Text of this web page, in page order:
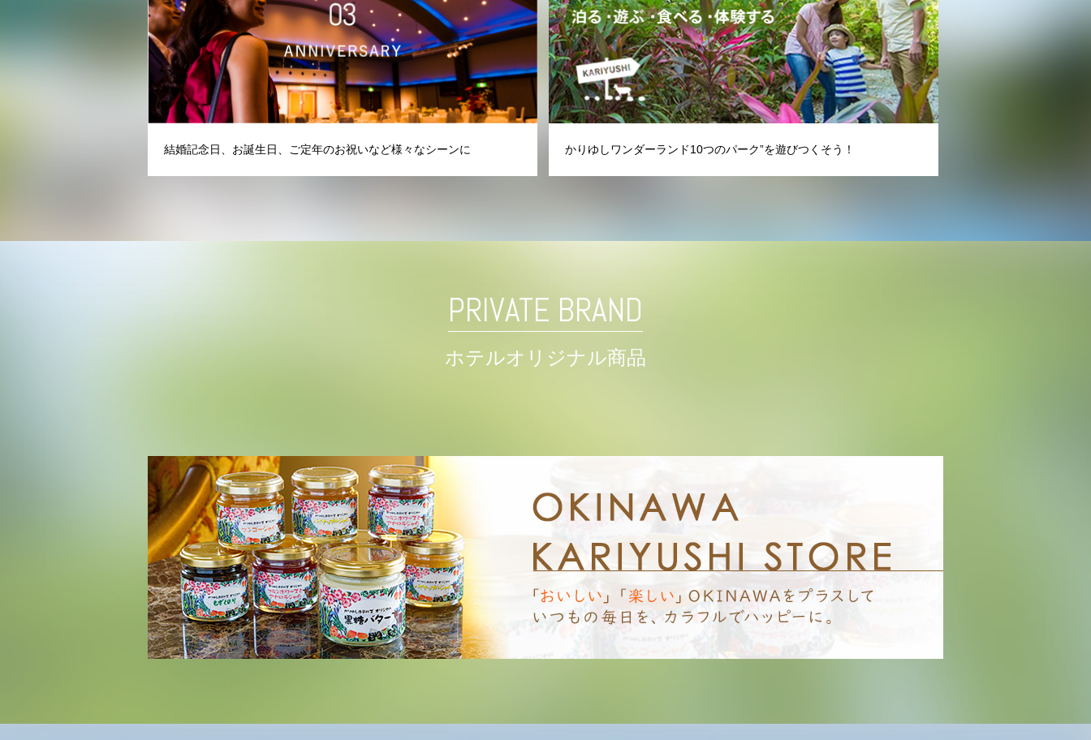
結婚記念日、お誕生日、ご定年のお祝いなど様々なシーンに かりゆしワンダーランド10つのパーク”を遊びつくそう！
PRIVATE BRAND
ホテルオリジナル商品